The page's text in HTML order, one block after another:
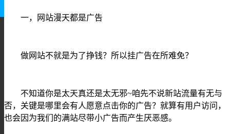
一，网站漫天都是广告
做网站不就是为了挣钱？所以挂广告在所难免？
不知道你是太天真还是太无邪~咱先不说新站流量有无与
否，关键是哪里会有人愿意点击你的广告？就算有用户访问，
也会因为我们的满站尽带小广告而产生厌恶感。